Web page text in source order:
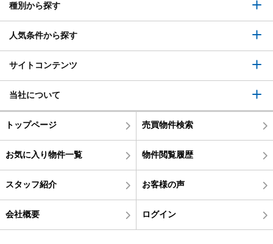
種別から探す
人気条件から探す
サイトコンテンツ
当社について
トップページ 売買物件検索
お気に入り物件一覧 物件閲覧履歴
スタッフ紹介 お客様の声
会社概要 ログイン